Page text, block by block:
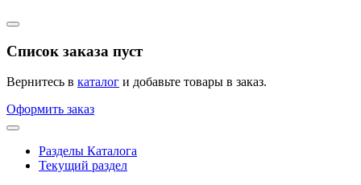
Список заказа пуст
Вернитесь в каталог и добавьте товары в заказ.
Оформить заказ
Разделы Каталога
Текущий раздел